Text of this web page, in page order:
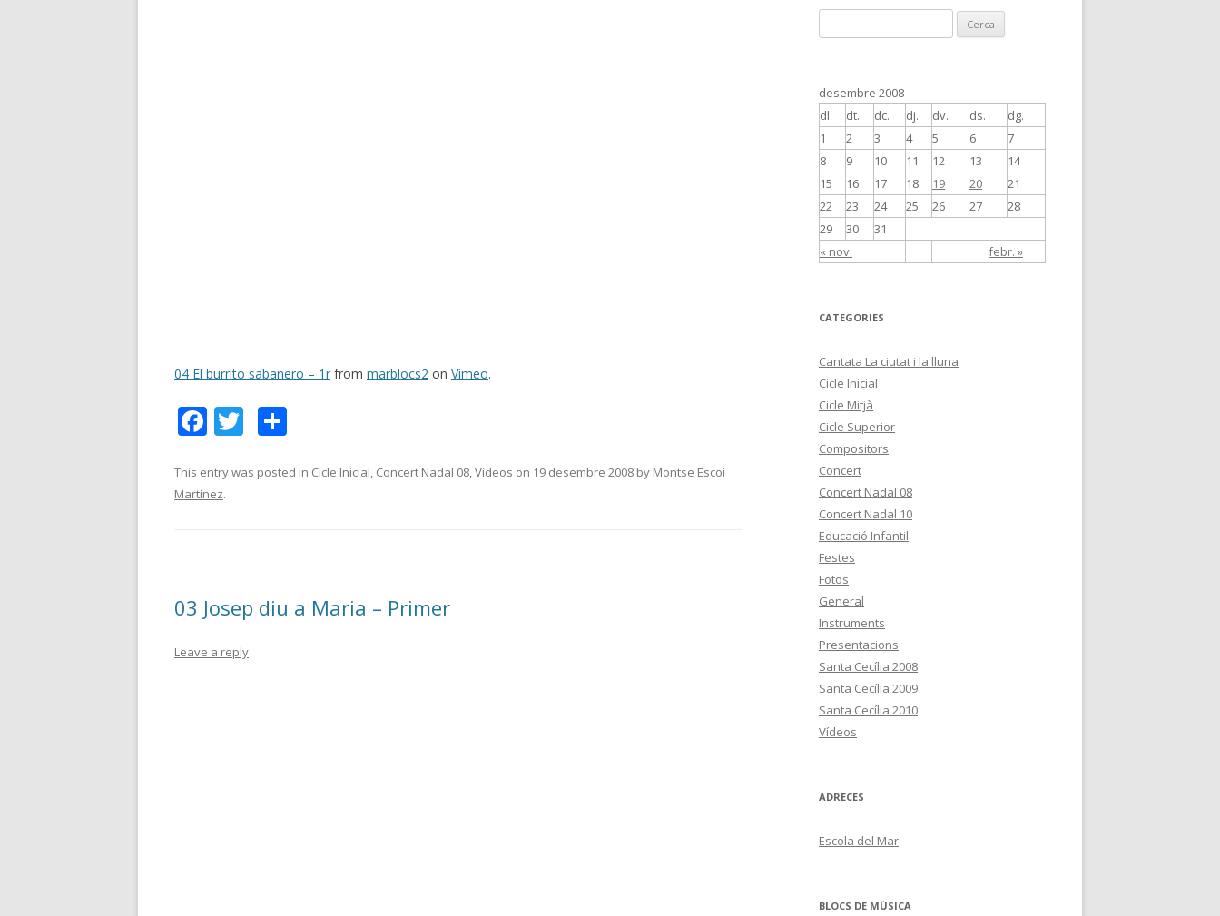
04 El burrito sabanero – 1r from marblocs2 on Vimeo.
F
e
b
k
T
itt m
ix
This entry was posted in Cicle Inicial, Concert Nadal 08,Vídeos on 19 desembre 2008 by Montse Escoi
Martínez.
03 Josep diu a Maria – Primer
Leave a reply
e
a
:
desembre 2008
dl.
dt. dc. dj. dv. ds. dg.
« nov. febr. »
1 2 3 4 5 6
7
8
9 10 11 12 13
14
15
16 17 18 19 20
21
22
23 24 25 26 27
28
29
30 31
CATEGORIES
Cantata La ciutat i la lluna
Cicle Inicial
Cicle Mitjà
Cicle Superior
Compositors
Concert
Concert Nadal 08
Concert Nadal 10
Educació Infantil
Festes
Fotos
General
Instruments
Presentacions
Santa Cecília 2008
Santa Cecília 2009
Santa Cecília 2010
Vídeos
ADRECES
Escola del Mar
BLOCS DE MÚSICA